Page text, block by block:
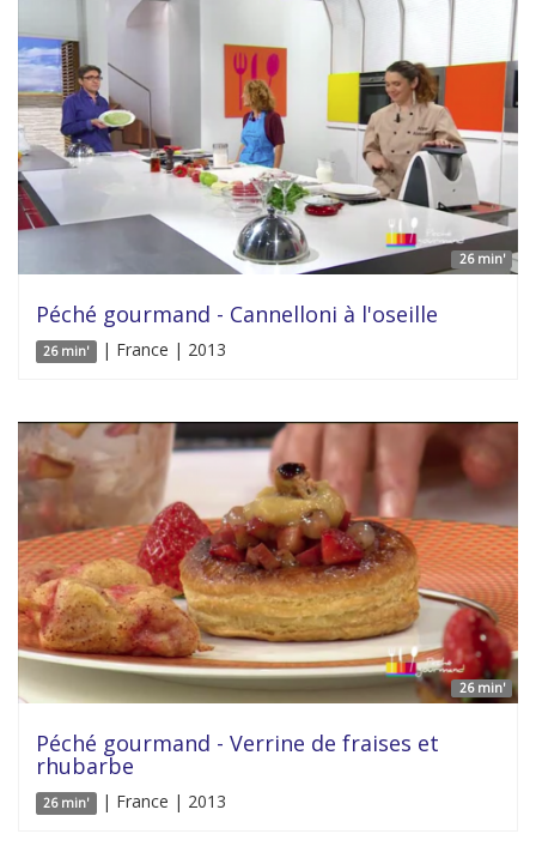
26 min'
Péché gourmand - Cannelloni à l'oseille
26 min' | France | 2013
26 min'
Péché gourmand - Verrine de fraises et
rhubarbe
26 min' | France | 2013